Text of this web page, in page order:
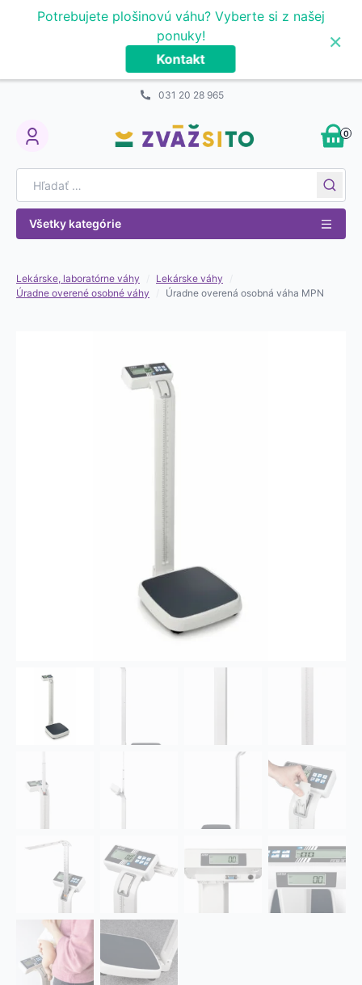
Potrebujete plošinovú váhu? Vyberte si z našej
ponuky!
Kontakt
×
031 20 28 965
My Account
0
Všetky kategórie
Lekárske, laboratórne váhy Lekárske váhy
Úradne overené osobné váhy
Úradne overená osobná váha MPN